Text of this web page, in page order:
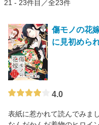
21 - 23件目／全23件
傷モノの花
に見初めら
4.0
表紙に惹かれて読んでみま